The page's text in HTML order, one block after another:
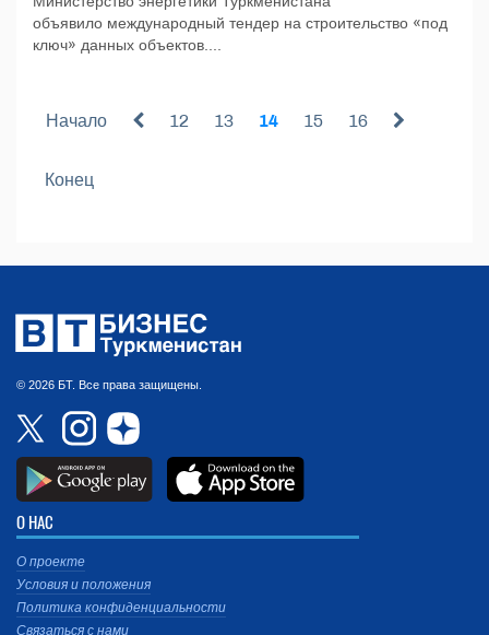
объявило международный тендер на строительство «под
ключ» данных объектов....
Начало 12 13 14 15 16
Конец
© 2026 БТ. Все права защищены.
О НАС
О проекте
Условия и положения
Политика конфиденциальности
Связаться с нами